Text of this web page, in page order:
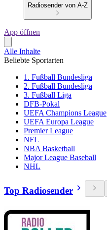
Radiosender von A-Z
App öffnen
Alle Inhalte
Beliebte Sportarten
1. Fußball Bundesliga
2. Fußball Bundesliga
3. Fußball Liga
DFB-Pokal
UEFA Champions League
UEFA Europa League
Premier League
NFL
NBA Basketball
Major League Baseball
NHL
Top Radiosender